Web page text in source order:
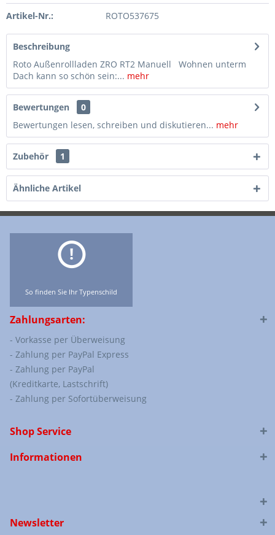
Artikel-Nr.: ROTO537675
Beschreibung
Roto Außenrollladen ZRO RT2 Manuell Wohnen unterm
Dach kann so schön sein:... mehr
Bewertungen
0
Bewertungen lesen, schreiben und diskutieren... mehr
Zubehör 1
Ähnliche Artikel
So finden Sie Ihr Typenschild
Zahlungsarten:
- Vorkasse per Überweisung
- Zahlung per PayPal Express
- Zahlung per PayPal
(Kreditkarte, Lastschrift)
- Zahlung per Sofortüberweisung
Shop Service
Informationen
Newsletter